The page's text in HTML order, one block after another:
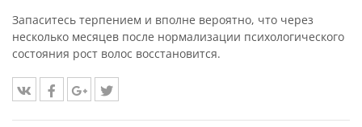
Запаситесь терпением и вполне вероятно, что через
несколько месяцев после нормализации психологического
состояния рост волос восстановится.